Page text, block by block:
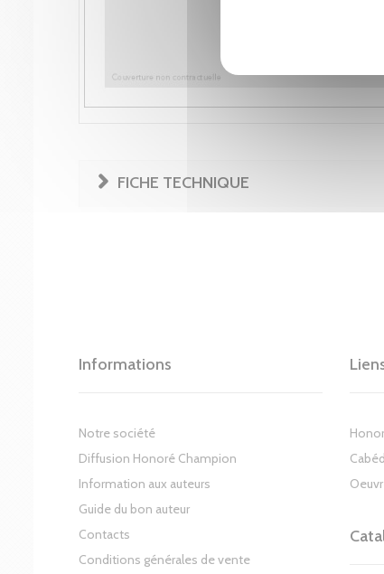
FICHE TECHNIQUE
Informations
Notre société
Diffusion Honoré Champion
Information aux auteurs
Guide du bon auteur
Contacts
Conditions générales de vente